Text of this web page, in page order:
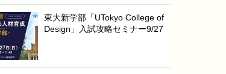
東大新学部「UTokyo College of
Design」入試攻略セミナー9/27